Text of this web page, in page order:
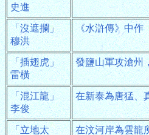
史進
「沒遮攔」
穆洪
《水滸傳》中作
「插翅虎」
雷橫
發鹽山軍攻滄州
「混江龍」
李俊
在新泰為唐猛、
「立地太
在汶河岸為雲龍